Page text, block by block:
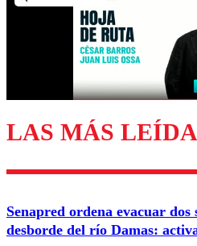
LAS MÁS
Senapred ordena evacuar
desborde del río Damas: